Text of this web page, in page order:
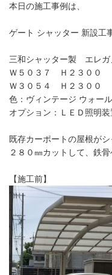
本日の施工事例は、
ゲート シャッター 新設工
三和シャッター製 エレ
Ｗ５０３７ Ｈ２３００
Ｗ３０５４ Ｈ２３００
色：ヴィンテージ ウォー
オプション：ＬＥＤ照明装
既存カーポートの屋根がシ
２８０㎜カットして、鉄骨
【施工前】